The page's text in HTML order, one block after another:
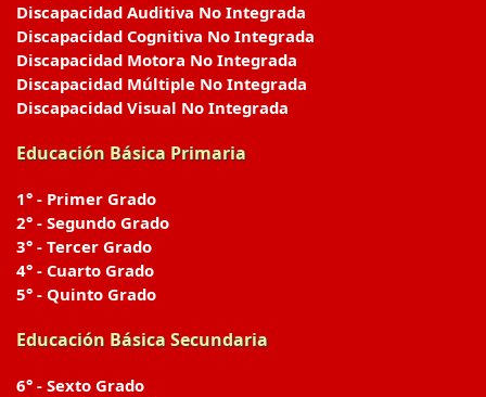
Discapacidad Auditiva No Integrada
Discapacidad Cognitiva No Integrada
Discapacidad Motora No Integrada
Discapacidad Múltiple No Integrada
Discapacidad Visual No Integrada
Educación Básica Primaria
1° - Primer Grado
2° - Segundo Grado
3° - Tercer Grado
4° - Cuarto Grado
5° - Quinto Grado
Educación Básica Secundaria
6° - Sexto Grado